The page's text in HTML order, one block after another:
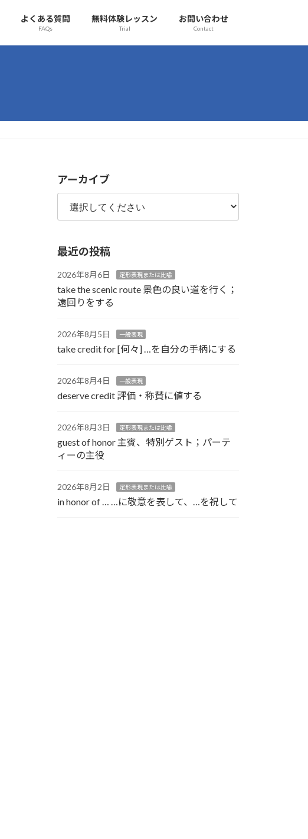
よくある質問
FAQs
無料体験レッスン
Trial
お問い合わせ
Contact
アーカイブ
最近の投稿
2026年8月6日 定形表現または比喩
take the scenic route 景色の良い道を行く；
遠回りをする
2026年8月5日 一般表現
take credit for [何々] …を自分の手柄にする
2026年8月4日 一般表現
deserve credit 評価・称賛に値する
2026年8月3日 定形表現または比喩
guest of honor 主賓、特別ゲスト；パーテ
ィーの主役
2026年8月2日 定形表現または比喩
in honor of … …に敬意を表して、…を祝して